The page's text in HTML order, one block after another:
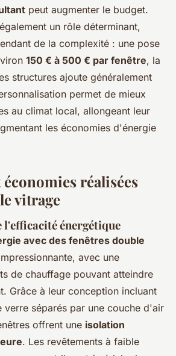
peut augmenter le budget.
un rôle déterminant,
de la complexité : une pose
150 € à 500 € par fenêtre, la
structures ajoute généralement
permet de mieux
au climat local, allongeant leur
les économies d'énergie
économies réalisées
vitrage
énergétique
avec des fenêtres double
avec une
de chauffage pouvant atteindre
Grâce à leur conception incluant
verre séparés par une couche d'air
offrent une isolation
. Les revêtements à faible